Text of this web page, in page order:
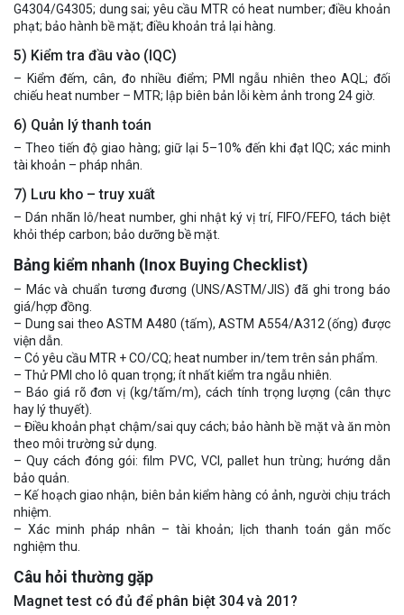
G4304/G4305; dung sai; yêu cầu MTR có heat number; điều khoản
phạt; bảo hành bề mặt; điều khoản trả lại hàng.
5) Kiểm tra đầu vào (IQC)
– Kiểm đếm, cân, đo nhiều điểm; PMI ngẫu nhiên theo AQL; đối
chiếu heat number – MTR; lập biên bản lỗi kèm ảnh trong 24 giờ.
6) Quản lý thanh toán
– Theo tiến độ giao hàng; giữ lại 5–10% đến khi đạt IQC; xác minh
tài khoản – pháp nhân.
7) Lưu kho – truy xuất
– Dán nhãn lô/heat number, ghi nhật ký vị trí, FIFO/FEFO, tách biệt
khỏi thép carbon; bảo dưỡng bề mặt.
Bảng kiểm nhanh (Inox Buying Checklist)
– Mác và chuẩn tương đương (UNS/ASTM/JIS) đã ghi trong báo
giá/hợp đồng.
– Dung sai theo ASTM A480 (tấm), ASTM A554/A312 (ống) được
viện dẫn.
– Có yêu cầu MTR + CO/CQ; heat number in/tem trên sản phẩm.
– Thử PMI cho lô quan trọng; ít nhất kiểm tra ngẫu nhiên.
– Báo giá rõ đơn vị (kg/tấm/m), cách tính trọng lượng (cân thực
hay lý thuyết).
– Điều khoản phạt chậm/sai quy cách; bảo hành bề mặt và ăn mòn
theo môi trường sử dụng.
– Quy cách đóng gói: film PVC, VCI, pallet hun trùng; hướng dẫn
bảo quản.
– Kế hoạch giao nhận, biên bản kiểm hàng có ảnh, người chịu trách
nhiệm.
– Xác minh pháp nhân – tài khoản; lịch thanh toán gắn mốc
nghiệm thu.
Câu hỏi thường gặp
Magnet test có đủ để phân biệt 304 và 201?